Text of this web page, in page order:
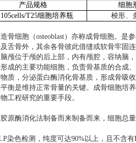
产品规格
细胞
105cells/T25细胞培养瓶 梭形、
骨细胞（osteoblast）亦称成骨细胞。是
舌骨外，其余各骨彼此借缝或软骨牢固
颅位于颅的后上部，内有颅腔，容纳脑
成的主要功能细胞，负责骨基质的合成
质，分泌蛋白酶消化骨基质，形成骨吸
衡是维持正常骨量的关键。成骨细胞培
工程研究的重要手段。
原酶消化法制备而来制备而来，细胞总
染色检测，纯度可达90%以上，且不含有